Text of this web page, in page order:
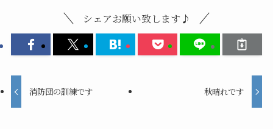
シェアお願い致します♪
消防団の訓練です 秋晴れです